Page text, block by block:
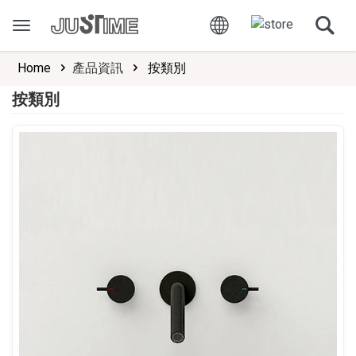
Home 產品資訊 按類別
按類別